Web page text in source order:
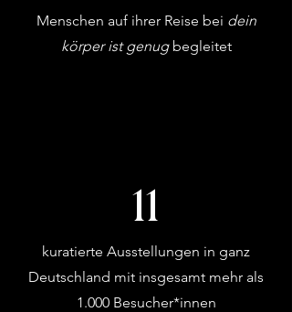
Menschen auf ihrer Reise bei dein
körper ist genugbegleitet
11
kuratierte Ausstellungen in ganz
Deutschland mit insgesamt mehr als
1.000 Besucher*innen